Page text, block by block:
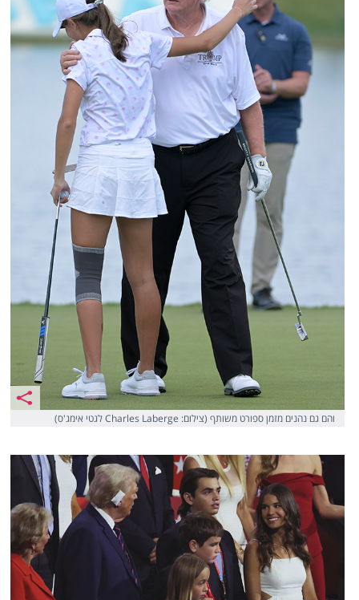
והם גם נהנים מזמן ספורט משותף (צילום: Charles Laberge לגטי אימג'ס)